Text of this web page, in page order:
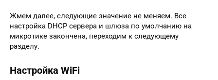
Жмем далее, следующие значение не меняем. Все
настройка DHCP сервера и шлюза по умолчанию на
микротике закончена, переходим к следующему
разделу.
Настройка WiFi